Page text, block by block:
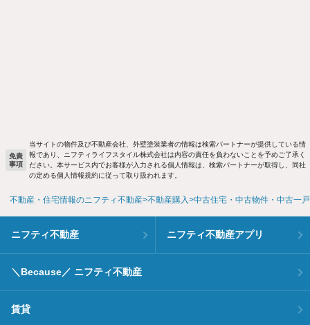
免責
事項
当サイトの物件及び不動産会社、外壁塗装業者の情報は検索パートナーが提供している情
報であり、ニフティライフスタイル株式会社は内容の責任を負わないことを予めご了承く
ださい。本サービス内でお客様が入力される個人情報は、検索パートナーが取得し、同社
の定める個人情報規約に従って取り扱われます。
不動産・住宅情報のニフティ不動産 不動産購入 中古住宅・中古物件・中古一
ニフティ不動産 ニフティ不動産アプリ
＼Because／ ニフティ不動産
賃貸